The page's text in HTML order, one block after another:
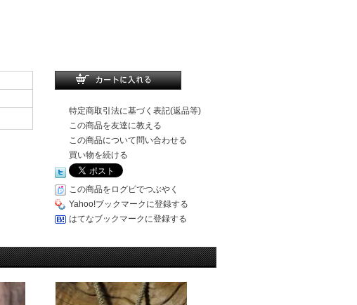
特定商取引法に基づく表記(返品等)
この商品を友達に教える
この商品について問い合わせる
買い物を続ける
この商品をログピでつぶやく
Yahoo!ブックマークに登録する
はてなブックマークに登録する